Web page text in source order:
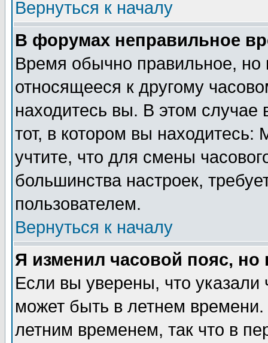
Вернуться к началу
В форумах неправильное
Время обычно правильное,
относящееся к другому
находитесь вы. В этом
тот, в котором вы
учтите, что для смены
большинства настроек,
пользователем.
Вернуться к началу
Я изменил часовой пояс,
Если вы уверены, что указали
может быть в летнем
летним временем, так что в